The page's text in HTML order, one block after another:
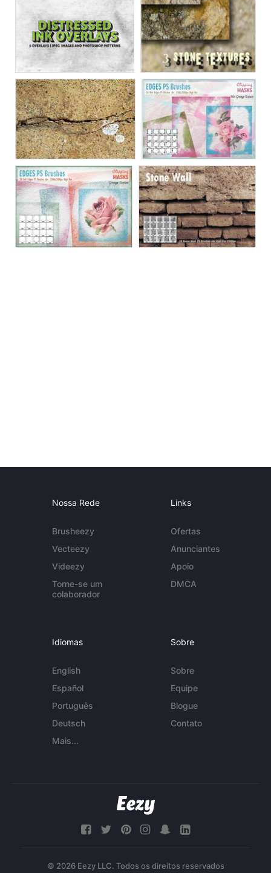
Nossa Rede
Brusheezy
Vecteezy
Videezy
Torne-se um
colaborador
Links
Ofertas
Anunciantes
Apoio
DMCA
Idiomas
English
Español
Português
Deutsch
Mais...
Sobre
Sobre
Equipe
Blogue
Contato
© 2026 Eezy LLC. Todos os direitos reservados